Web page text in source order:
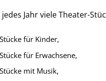
Jahr viele Theater-
für Kinder,
für Erwachsene,
mit Musik,